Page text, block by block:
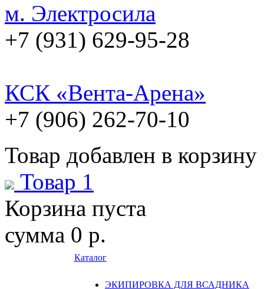
м. Электросила
+7 (931) 629-95-28
КСК «Вента-Арена»
+7 (906) 262-70-10
Товар добавлен в корзину
Товар 1
Корзина пуста
сумма 0 р.
Каталог
ЭКИПИРОВКА ДЛЯ ВСАДНИКА